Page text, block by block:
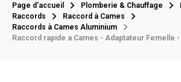
Page d'accueil Plomberie & Chauffage
Raccords
Raccord à Cames
Raccords à Cames Aluminium
Raccord rapide a Cames - Adaptateur Femelle